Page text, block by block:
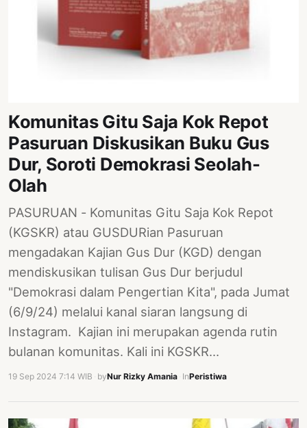
Komunitas Gitu Saja Kok Repot
Pasuruan Diskusikan Buku Gus
Dur, Soroti Demokrasi Seolah-
Olah
PASURUAN - Komunitas Gitu Saja Kok Repot
(KGSKR) atau GUSDURian Pasuruan
mengadakan Kajian Gus Dur (KGD) dengan
mendiskusikan tulisan Gus Dur berjudul
"Demokrasi dalam Pengertian Kita", pada Jumat
(6/9/24) melalui kanal siaran langsung di
Instagram. Kajian ini merupakan agenda rutin
bulanan komunitas. Kali ini KGSKR…
19 Sep 2024 7:14 WIB byNur Rizky Amania InPeristiwa